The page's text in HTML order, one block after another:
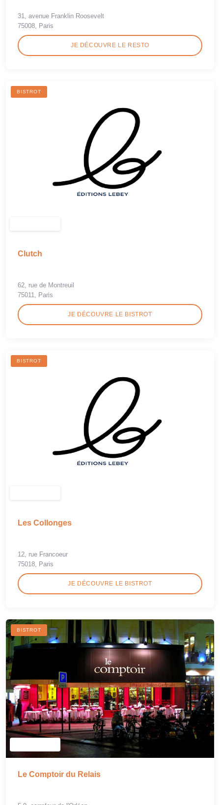
31, avenue Franklin Roosevelt
75008, Paris
JE DÉCOUVRE LE RESTO
BISTROT
Clutch
62, rue de Montreuil
75011, Paris
JE DÉCOUVRE LE BISTROT
BISTROT
Les Collonges
12, rue Francoeur
75018, Paris
JE DÉCOUVRE LE BISTROT
BISTROT
Le Comptoir du Relais